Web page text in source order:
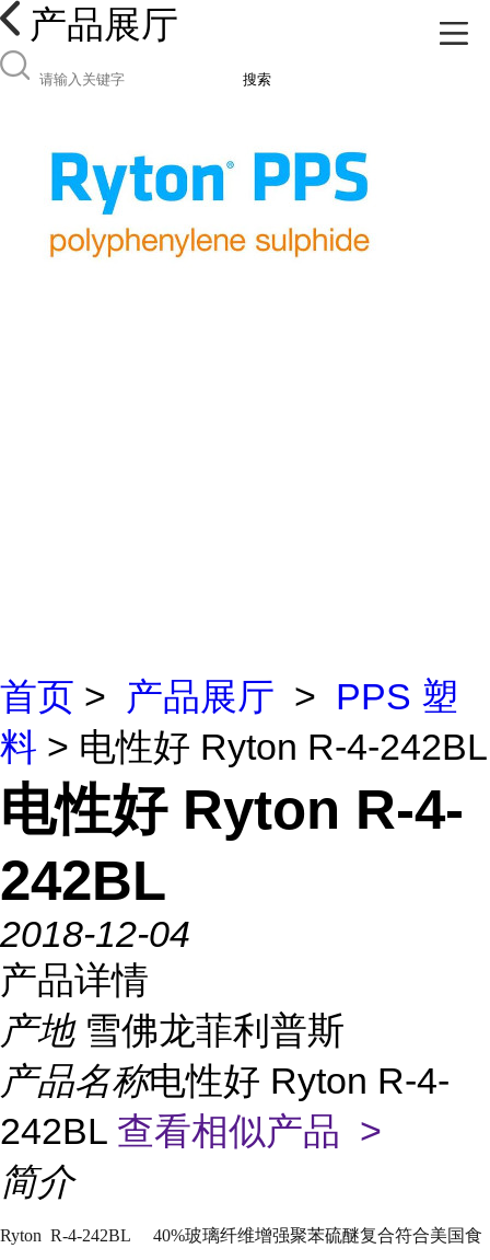
产品展厅
搜索
首页 > 产品展厅 > PPS 塑
料 > 电性好 Ryton R-4-242BL
电性好 Ryton R-4-
242BL
2018-12-04
产品详情
产地 雪佛龙菲利普斯
产品名称电性好 Ryton R-4-
242BL 查看相似产品 >
简介
Ryton R-4-242BL 40%玻璃纤维增强聚苯硫醚复合符合美国食